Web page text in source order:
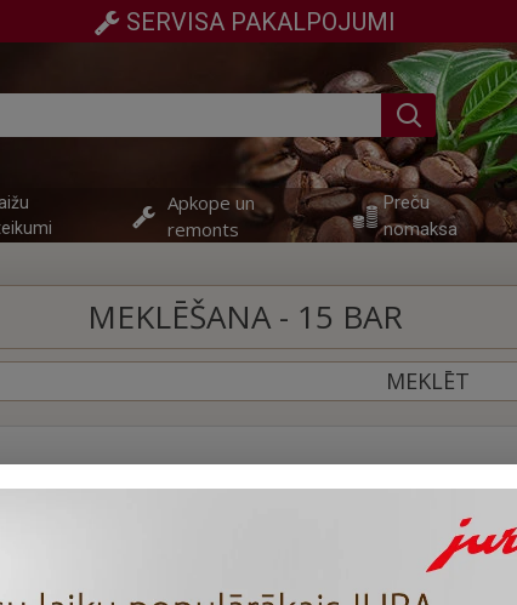
SERVISA PAKALPOJUMI
Apkope un
remonts
Preču
nomaksa
MEKLĒŠANA - 15 BAR
MEKLĒT
Meklēt preces aprakstā
MEKLĒT